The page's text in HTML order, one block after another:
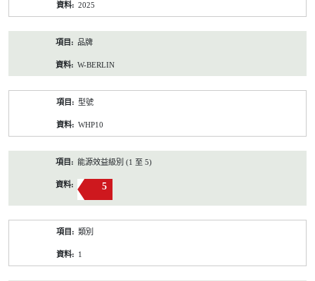
2025
品牌
W-BERLIN
型號
WHP10
能源效益級別 (1 至 5)
5
類別
1